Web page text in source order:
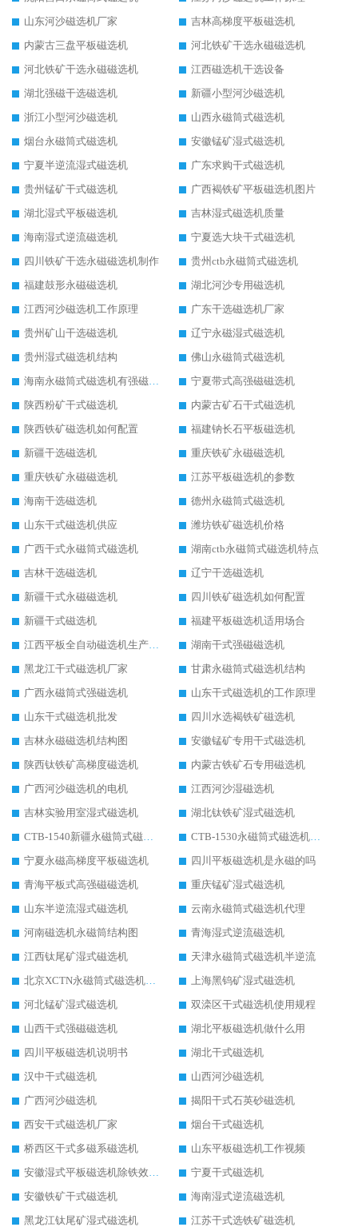
山东河沙磁选机厂家
吉林高梯度平板磁选机
内蒙古三盘平板磁选机
河北铁矿干选永磁磁选机
河北铁矿干选永磁磁选机
江西磁选机干选设备
湖北强磁干选磁选机
新疆小型河沙磁选机
浙江小型河沙磁选机
山西永磁筒式磁选机
烟台永磁筒式磁选机
安徽锰矿湿式磁选机
宁夏半逆流湿式磁选机
广东求购干式磁选机
贵州锰矿干式磁选机
广西褐铁矿平板磁选机图片
湖北湿式平板磁选机
吉林湿式磁选机质量
海南湿式逆流磁选机
宁夏选大块干式磁选机
四川铁矿干选永磁磁选机制作
贵州ctb永磁筒式磁选机
福建鼓形永磁磁选机
湖北河沙专用磁选机
江西河沙磁选机工作原理
广东干选磁选机厂家
贵州矿山干选磁选机
辽宁永磁湿式磁选机
贵州湿式磁选机结构
佛山永磁筒式磁选机
海南永磁筒式磁选机有强磁的吗
宁夏带式高强磁磁选机
陕西粉矿干式磁选机
内蒙古矿石干式磁选机
陕西铁矿磁选机如何配置
福建钠长石平板磁选机
新疆干选磁选机
重庆铁矿永磁磁选机
重庆铁矿永磁磁选机
江苏平板磁选机的参数
海南干选磁选机
德州永磁筒式磁选机
山东干式磁选机供应
潍坊铁矿磁选机价格
广西干式永磁筒式磁选机
湖南ctb永磁筒式磁选机特点
吉林干选磁选机
辽宁干选磁选机
新疆干式永磁磁选机
四川铁矿磁选机如何配置
新疆干式磁选机
福建平板磁选机适用场合
江西平板全自动磁选机生产厂家
湖南干式强磁磁选机
黑龙江干式磁选机厂家
甘肃永磁筒式磁选机结构
广西永磁筒式强磁选机
山东干式磁选机的工作原理
山东干式磁选机批发
四川水选褐铁矿磁选机
吉林永磁磁选机结构图
安徽锰矿专用干式磁选机
陕西钛铁矿高梯度磁选机
内蒙古铁矿石专用磁选机
广西河沙磁选机的电机
江西河沙湿磁选机
吉林实验用室湿式磁选机
湖北钛铁矿湿式磁选机
CTB-1540新疆永磁筒式磁选机
CTB-1530永磁筒式磁选机代理商
宁夏永磁高梯度平板磁选机
四川平板磁选机是永磁的吗
青海平板式高强磁磁选机
重庆锰矿湿式磁选机
山东半逆流湿式磁选机
云南永磁筒式磁选机代理
河南磁选机永磁筒结构图
青海湿式逆流磁选机
江西钛尾矿湿式磁选机
天津永磁筒式磁选机半逆流
北京XCTN永磁筒式磁选机磁块位置
上海黑钨矿湿式磁选机
河北锰矿湿式磁选机
双滦区干式磁选机使用规程
山西干式强磁磁选机
湖北平板磁选机做什么用
四川平板磁选机说明书
湖北干式磁选机
汉中干式磁选机
山西河沙磁选机
广西河沙磁选机
揭阳干式石英砂磁选机
西安干式磁选机厂家
烟台干式磁选机
桥西区干式多磁系磁选机
山东平板磁选机工作视频
安徽湿式平板磁选机除铁效果怎么样
宁夏干式磁选机
安徽铁矿干式磁选机
海南湿式逆流磁选机
黑龙江钛尾矿湿式磁选机
江苏干式选铁矿磁选机